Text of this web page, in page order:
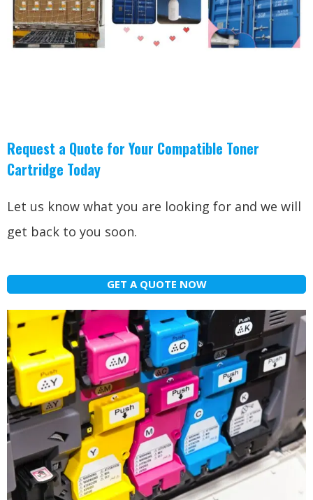
Request a Quote for Your Compatible Toner
Cartridge Today
Let us know what you are looking for and we will
get back to you soon.
GET A QUOTE NOW